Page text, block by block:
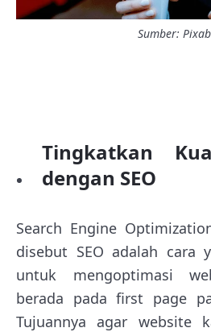
Sumber:
Tingkatkan
dengan SEO
Search Engine
disebut SEO adalah cara
untuk mengoptimasi
berada pada first page
Tujuannya agar website